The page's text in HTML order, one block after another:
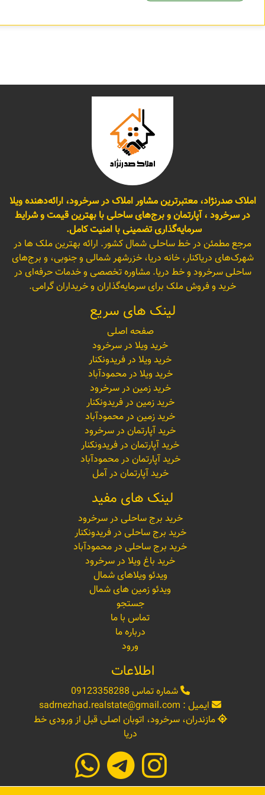
املاک صدرنژاد، معتبرترین مشاور املاک در سرخرود، ارائه‌دهنده ویلا
در سرخرود ، آپارتمان و برج‌های ساحلی با بهترین قیمت و شرایط
سرمایه‌گذاری تضمینی با امنیت کامل.
مرجع مطمئن در خط ساحلی شمال کشور. ارائه بهترین ملک ها در
شهرک‌های دریاکنار، خانه دریا، خزرشهر شمالی و جنوبی، و برج‌های
ساحلی سرخرود و خط دریا. مشاوره تخصصی و خدمات حرفه‌ای در
خرید و فروش ملک برای سرمایه‌گذاران و خریداران گرامی.
لینک های سریع
صفحه اصلی
خرید ویلا در سرخرود
خرید ویلا در فریدونکنار
خرید ویلا در محمودآباد
خرید زمین در سرخرود
خرید زمین در فریدونکنار
خرید زمین در محمودآباد
خرید آپارتمان در سرخرود
خرید آپارتمان در فریدونکنار
خرید آپارتمان در محمودآباد
خرید آپارتمان در آمل
لینک های مفید
خرید برج ساحلی در سرخرود
خرید برج ساحلی در فریدونکنار
خرید برج ساحلی در محمودآباد
خرید باغ ویلا در سرخرود
ویدئو ویلاهای شمال
ویدئو زمین های شمال
جستجو
تماس با ما
درباره ما
ورود
اطلاعات
شماره تماس 09123358288
ایمیل : sadrnezhad.realstate@gmail.com
مازندران، سرخرود، اتوبان اصلی قبل از ورودی خط
دریا